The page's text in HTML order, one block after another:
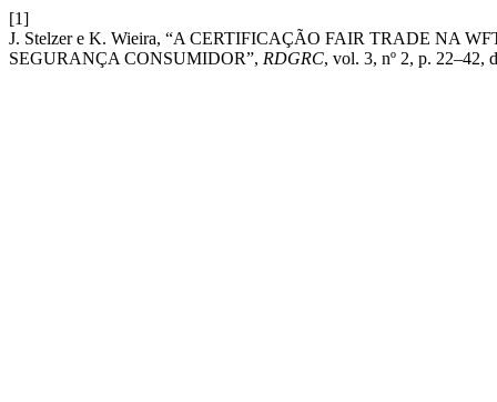
[1]
J. Stelzer e K. Wieira, “A CERTIFICAÇÃO FAIR TRADE NA
SEGURANÇA CONSUMIDOR”, RDGRC, vol. 3, nº 2, p. 22–42,